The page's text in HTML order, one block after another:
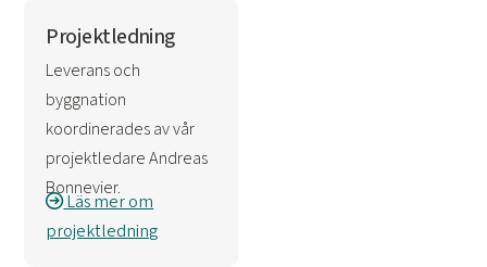
Projektledning
Leverans och
byggnation
koordinerades av vår
projektledare Andreas
Bonnevier.
Läs mer om
projektledning